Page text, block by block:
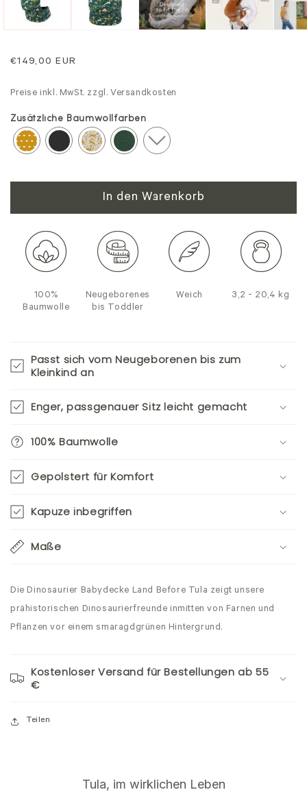
Regulärer
€149,00 EUR
Preise inkl. MwSt. zzgl. Versandkosten
Zusätzliche Baumwollfarben
In den Warenkorb
100%
Baumwolle
Neugeborenes
bis Toddler
Weich 3,2 - 20,4 kg
Passt sich vom Neugeborenen bis zum
Kleinkind an
Enger, passgenauer Sitz leicht gemacht
100% Baumwolle
Gepolstert für Komfort
Kapuze inbegriffen
Maße
Die Dinosaurier Babydecke Land Before Tula zeigt unsere
prähistorischen Dinosaurierfreunde inmitten von Farnen und
Pflanzen vor einem smaragdgrünen Hintergrund.
Kostenloser Versand für Bestellungen ab 55
€
Teilen
Tula, im wirklichen Leben